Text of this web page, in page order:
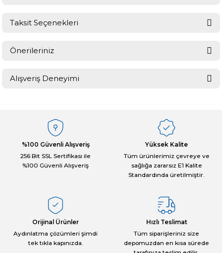
Taksit Seçenekleri
Önerileriniz
konularda yetersiz gördüğünüz noktaları öneri formunu kullanarak
Ürün resmi kalitesiz, bozuk veya görüntülenemiyor.
Ürün açıklamasında eksik bilgiler bulunuyor.
Ürün bilgilerinde hatalar bulunuyor.
Ürün fiyatı diğer sitelerden daha pahalı.
Alışveriş Deneyimi
Deneyimini Paylaş
%100 Güvenli Alışveriş
256 Bit SSL Sertifikası ile
%100 Güvenli Alışveriş
Yüksek Kalite
Tüm ürünlerimiz çevreye ve
sağlığa zararsız E1 Kalite
Standardında üretilmiştir.
Orijinal Ürünler
Aydınlatma çözümleri şimdi
tek tıkla kapınızda.
Hızlı Teslimat
Tüm siparişleriniz size
depomuzdan en kısa sürede